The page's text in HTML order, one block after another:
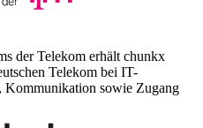
der Telekom erhält chunkx
Telekom bei IT-
Kommunikation sowie Zugang